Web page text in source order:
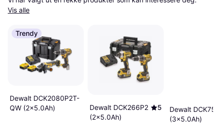
Vis alle
Trendy
Dewalt DCK2080P2T-
QW (2x5.0Ah)
Dewalt DCK266P2
(2x5.0Ah)
5
Dewalt
(3x5.0Ah)